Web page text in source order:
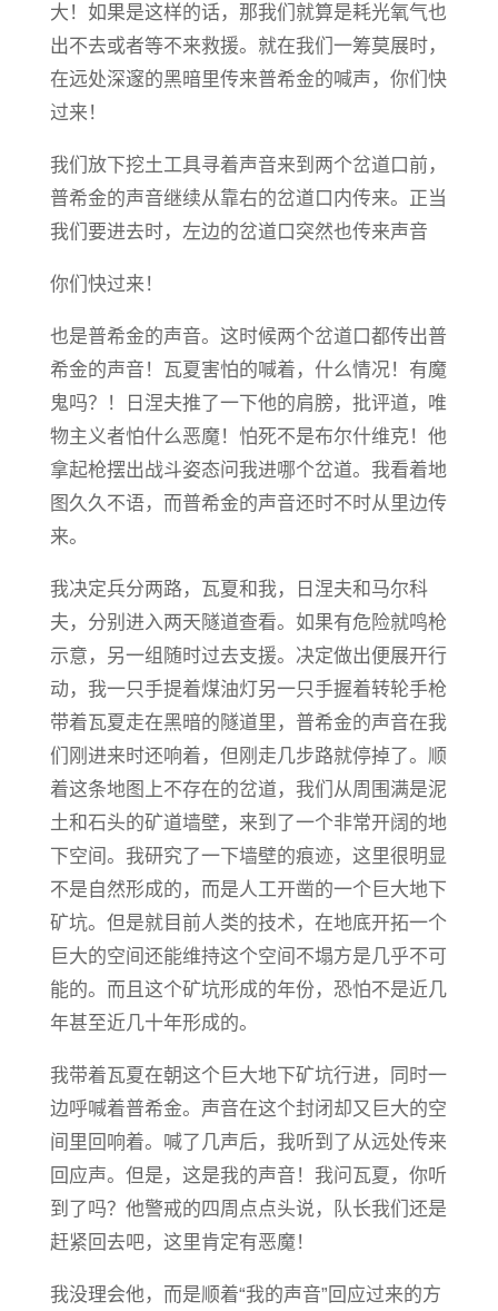
大！如果是这样的话，那我们就算是耗光氧气也
出不去或者等不来救援。就在我们一筹莫展时，
在远处深邃的黑暗里传来普希金的喊声，你们快
过来！
我们放下挖土工具寻着声音来到两个岔道口前，
普希金的声音继续从靠右的岔道口内传来。正当
我们要进去时，左边的岔道口突然也传来声音
你们快过来！
也是普希金的声音。这时候两个岔道口都传出普
希金的声音！瓦夏害怕的喊着，什么情况！有魔
鬼吗？！日涅夫推了一下他的肩膀，批评道，唯
物主义者怕什么恶魔！怕死不是布尔什维克！他
拿起枪摆出战斗姿态问我进哪个岔道。我看着地
图久久不语，而普希金的声音还时不时从里边传
来。
我决定兵分两路，瓦夏和我，日涅夫和马尔科
夫，分别进入两天隧道查看。如果有危险就鸣枪
示意，另一组随时过去支援。决定做出便展开行
动，我一只手提着煤油灯另一只手握着转轮手枪
带着瓦夏走在黑暗的隧道里，普希金的声音在我
们刚进来时还响着，但刚走几步路就停掉了。顺
着这条地图上不存在的岔道，我们从周围满是泥
土和石头的矿道墙壁，来到了一个非常开阔的地
下空间。我研究了一下墙壁的痕迹，这里很明显
不是自然形成的，而是人工开凿的一个巨大地下
矿坑。但是就目前人类的技术，在地底开拓一个
巨大的空间还能维持这个空间不塌方是几乎不可
能的。而且这个矿坑形成的年份，恐怕不是近几
年甚至近几十年形成的。
我带着瓦夏在朝这个巨大地下矿坑行进，同时一
边呼喊着普希金。声音在这个封闭却又巨大的空
间里回响着。喊了几声后，我听到了从远处传来
回应声。但是，这是我的声音！我问瓦夏，你听
到了吗？他警戒的四周点点头说，队长我们还是
赶紧回去吧，这里肯定有恶魔！
我没理会他，而是顺着“我的声音”回应过来的方